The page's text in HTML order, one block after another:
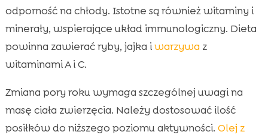
odporność na chłody. Istotne są również witaminy i
minerały, wspierające układ immunologiczny. Dieta
powinna zawierać ryby, jajka iwarzywa z
witaminami A i C.
Zmiana pory roku wymaga szczególnej uwagi na
masę ciała zwierzęcia. Należy dostosować ilość
posiłków do niższego poziomu aktywności. Olej z